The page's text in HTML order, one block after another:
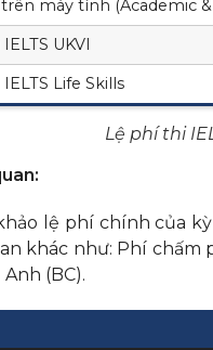
trên máy tính (Academic
UKVI
Life Skills
Lệ phí thi
lệ phí chính của
khác như: Phí chấm
(BC).